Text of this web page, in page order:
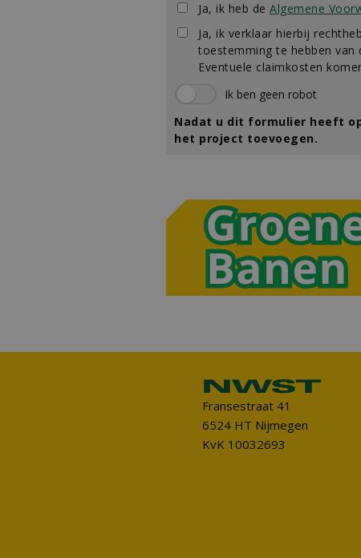
Ja, ik heb de Algemene
Ja, ik verklaar hierbij
toestemming te hebben van
Eventuele claimkosten
Nadat u dit formulier heeft
het project toevoegen.
Fransestraat 41
6524 HT Nijmegen
KvK 10032693